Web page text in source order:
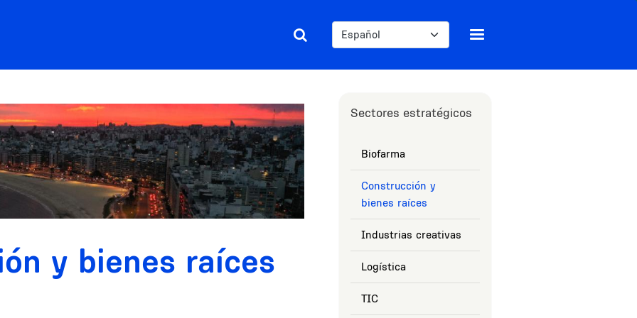
Select your language
y bienes raíces
Sectores estratégicos
Biofarma
Construcción y
bienes raíces
Industrias creativas
Logística
TIC